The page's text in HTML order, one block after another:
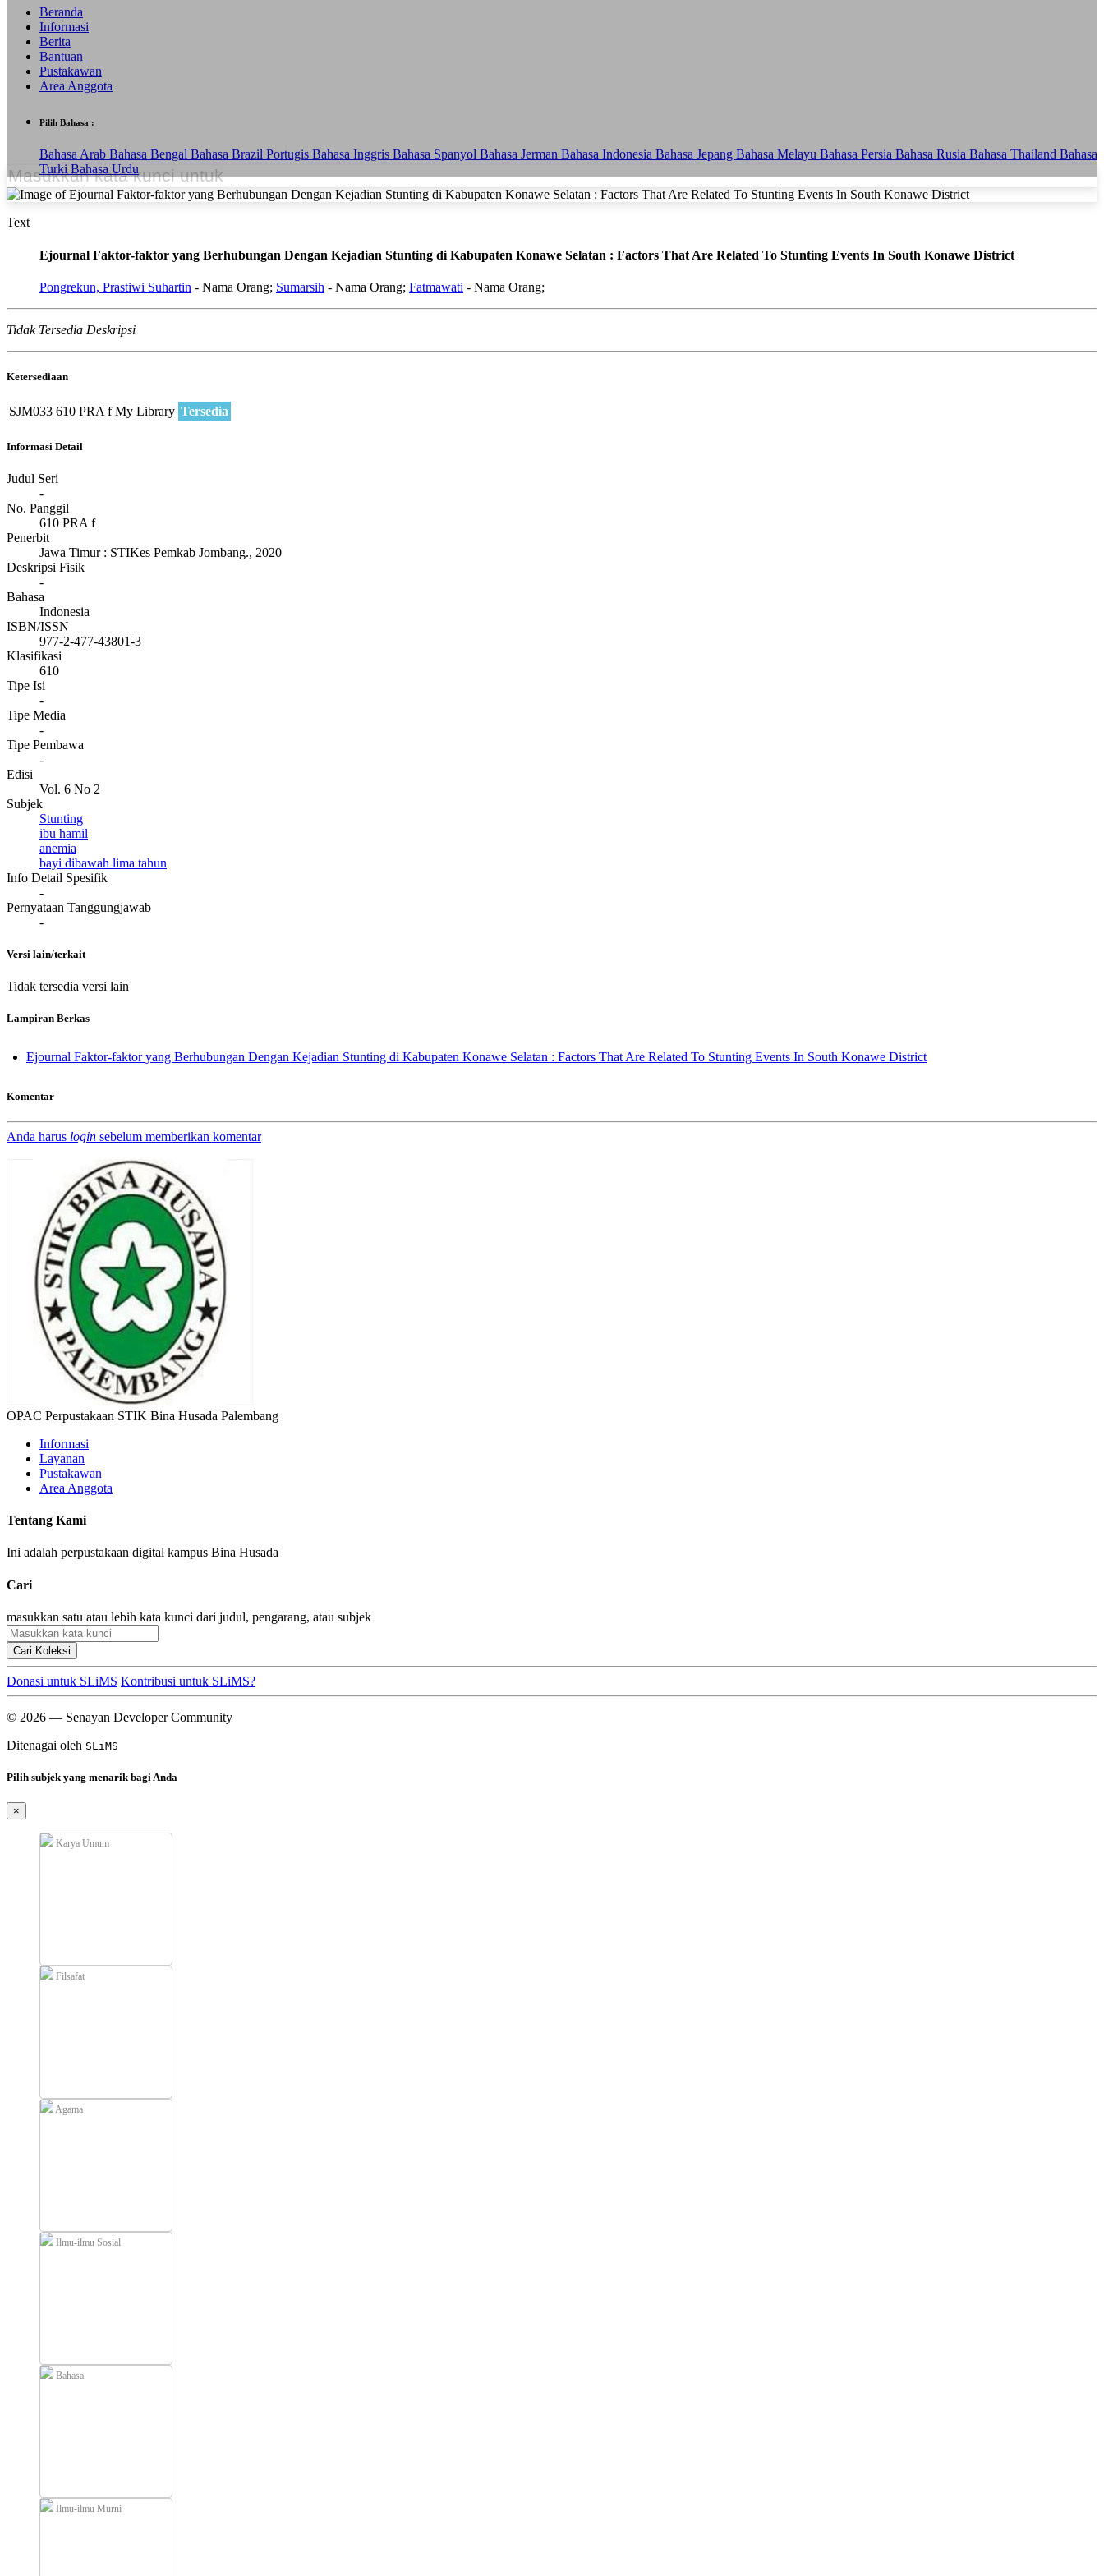
Beranda
Informasi
Berita
Bantuan
Pustakawan
Area Anggota
Pilih Bahasa :
Bahasa Arab Bahasa Bengal Bahasa Brazil Portugis Bahasa Inggris Bahasa Spanyol Bahasa Jerman Bahasa Indonesia Bahasa Jepang Bahasa Melayu Bahasa Persia Bahasa Rusia Bahasa Thailand Bahasa
TurkiBahasa Urdu
Text
Ejournal Faktor-faktor yang Berhubungan Dengan Kejadian Stunting di Kabupaten Konawe Selatan : Factors That Are Related To Stunting Events In South Konawe District
Pongrekun, Prastiwi Suhartin - Nama Orang; Sumarsih - Nama Orang; Fatmawati - Nama Orang;
Tidak Tersedia Deskripsi
Ketersediaan
SJM033 610 PRA f My Library Tersedia
Informasi Detail
Judul Seri
-
No. Panggil
610 PRA f
Penerbit
Jawa Timur: STIKes Pemkab Jombang., 2020
Deskripsi Fisik
-
Bahasa
Indonesia
ISBN/ISSN
977-2-477-43801-3
Klasifikasi
610
Tipe Isi
-
Tipe Media
-
Tipe Pembawa
-
Edisi
Vol. 6 No 2
Subjek
Stunting
ibu hamil
anemia
bayi dibawah lima tahun
Info Detail Spesifik
-
Pernyataan Tanggungjawab
-
Versi lain/terkait
Tidak tersedia versi lain
Lampiran Berkas
Ejournal Faktor-faktor yang Berhubungan Dengan Kejadian Stunting di Kabupaten Konawe Selatan : Factors That Are Related To Stunting Events In South Konawe District
Komentar
Anda harus login sebelum memberikan komentar
OPAC Perpustakaan STIK Bina Husada Palembang
Informasi
Layanan
Pustakawan
Area Anggota
Tentang Kami
Ini adalah perpustakaan digital kampus Bina Husada
Cari
masukkan satu atau lebih kata kunci dari judul, pengarang, atau subjek
Cari Koleksi
Donasi untuk SLiMS Kontribusi untuk SLiMS?
© 2026 — Senayan Developer Community
Ditenagai oleh SLiMS
Pilih subjek yang menarik bagi Anda
×
Karya Umum
Filsafat
Agama
Ilmu-ilmu Sosial
Bahasa
Ilmu-ilmu Murni